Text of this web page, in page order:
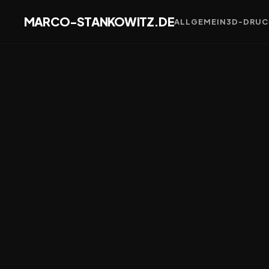
MARCO-STANKOWITZ.DEALLGEMEIN3D-